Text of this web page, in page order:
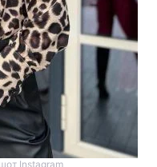
Instagram